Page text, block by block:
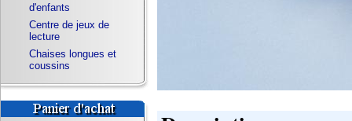
d'enfants
Centre de jeux de
lecture
Chaises longues et
coussins